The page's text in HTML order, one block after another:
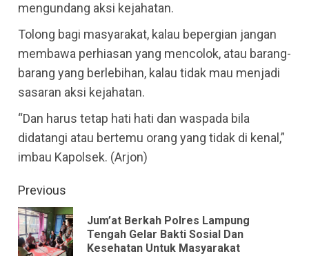
mengundang aksi kejahatan.
Tolong bagi masyarakat, kalau bepergian jangan
membawa perhiasan yang mencolok, atau barang-
barang yang berlebihan, kalau tidak mau menjadi
sasaran aksi kejahatan.
“Dan harus tetap hati hati dan waspada bila
didatangi atau bertemu orang yang tidak di kenal,”
imbau Kapolsek. (Arjon)
Continue
Reading
Previous
Jum’at Berkah Polres Lampung
Tengah Gelar Bakti Sosial Dan
Kesehatan Untuk Masyarakat